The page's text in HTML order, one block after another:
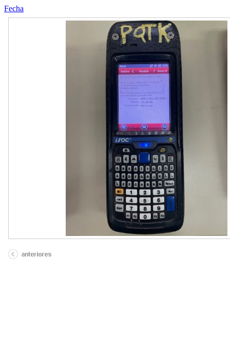
Fecha